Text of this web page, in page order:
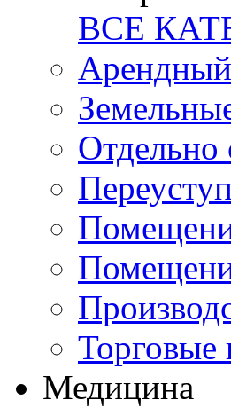
ВСЕ
Отдельно
Медицина